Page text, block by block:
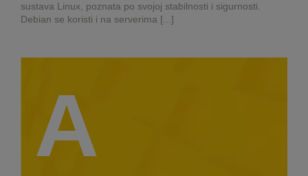
sustava Linux, poznata po svojoj stabilnosti i sigurnosti.
Debian se koristi i na serverima [...]
A